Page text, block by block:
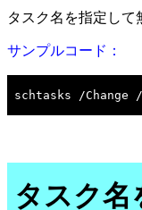
タスク名を指定して
サンプルコード：
タスク名